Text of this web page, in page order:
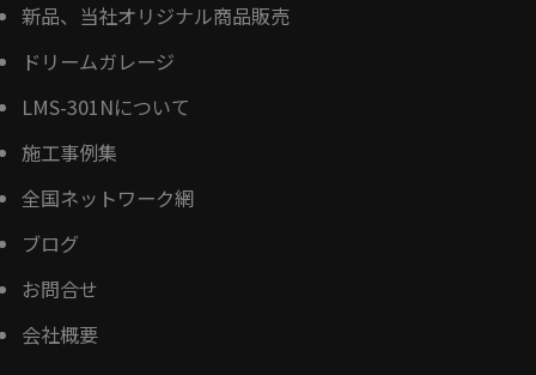
新品、当社オリジナル商品販売
ドリームガレージ
LMS-301Nについて
施工事例集
全国ネットワーク網
ブログ
お問合せ
会社概要